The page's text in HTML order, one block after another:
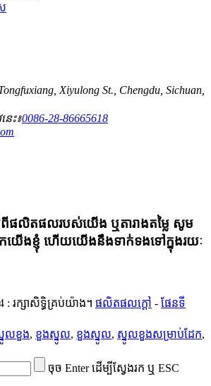
Xiyulong St., Chengdu, Sichuan,
េះ៖0086-28-86665618
ពីផលិតផលរបស់យើង ឬតារាងតម្លៃ សូម
យើងខ្ញុំ ហើយយើងនឹងទាក់ទងទៅក្នុងរយៈ
: រក្សាសិទ្ធិគ្រប់យ៉ាង។ ផលិតផលក្តៅ - ផែនទី
លខួង, ខួងស្នូល, ខួងស្នូល, ស្នូលខួងសម្រាប់ដែក,
ចុច Enter ដើម្បីស្វែងរក ឬ ESC